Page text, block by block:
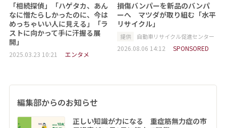
「相続探偵」「ハゲタカ、あん
なに憎たらしかったのに、今は
めっちゃいい人に見える」「ラ
ストに向かって手に汗握る展
開」
2025.03.23 10:21 エンタメ
損傷バンパーを新品のバンパ
ーへ マツダが取り組む「水平
リサイクル」
提供 自動車リサイクル促進センター
2026.08.06 14:12 SPONSORED
編集部からのお知らせ
正しい知識が力になる 重症筋無力症の市